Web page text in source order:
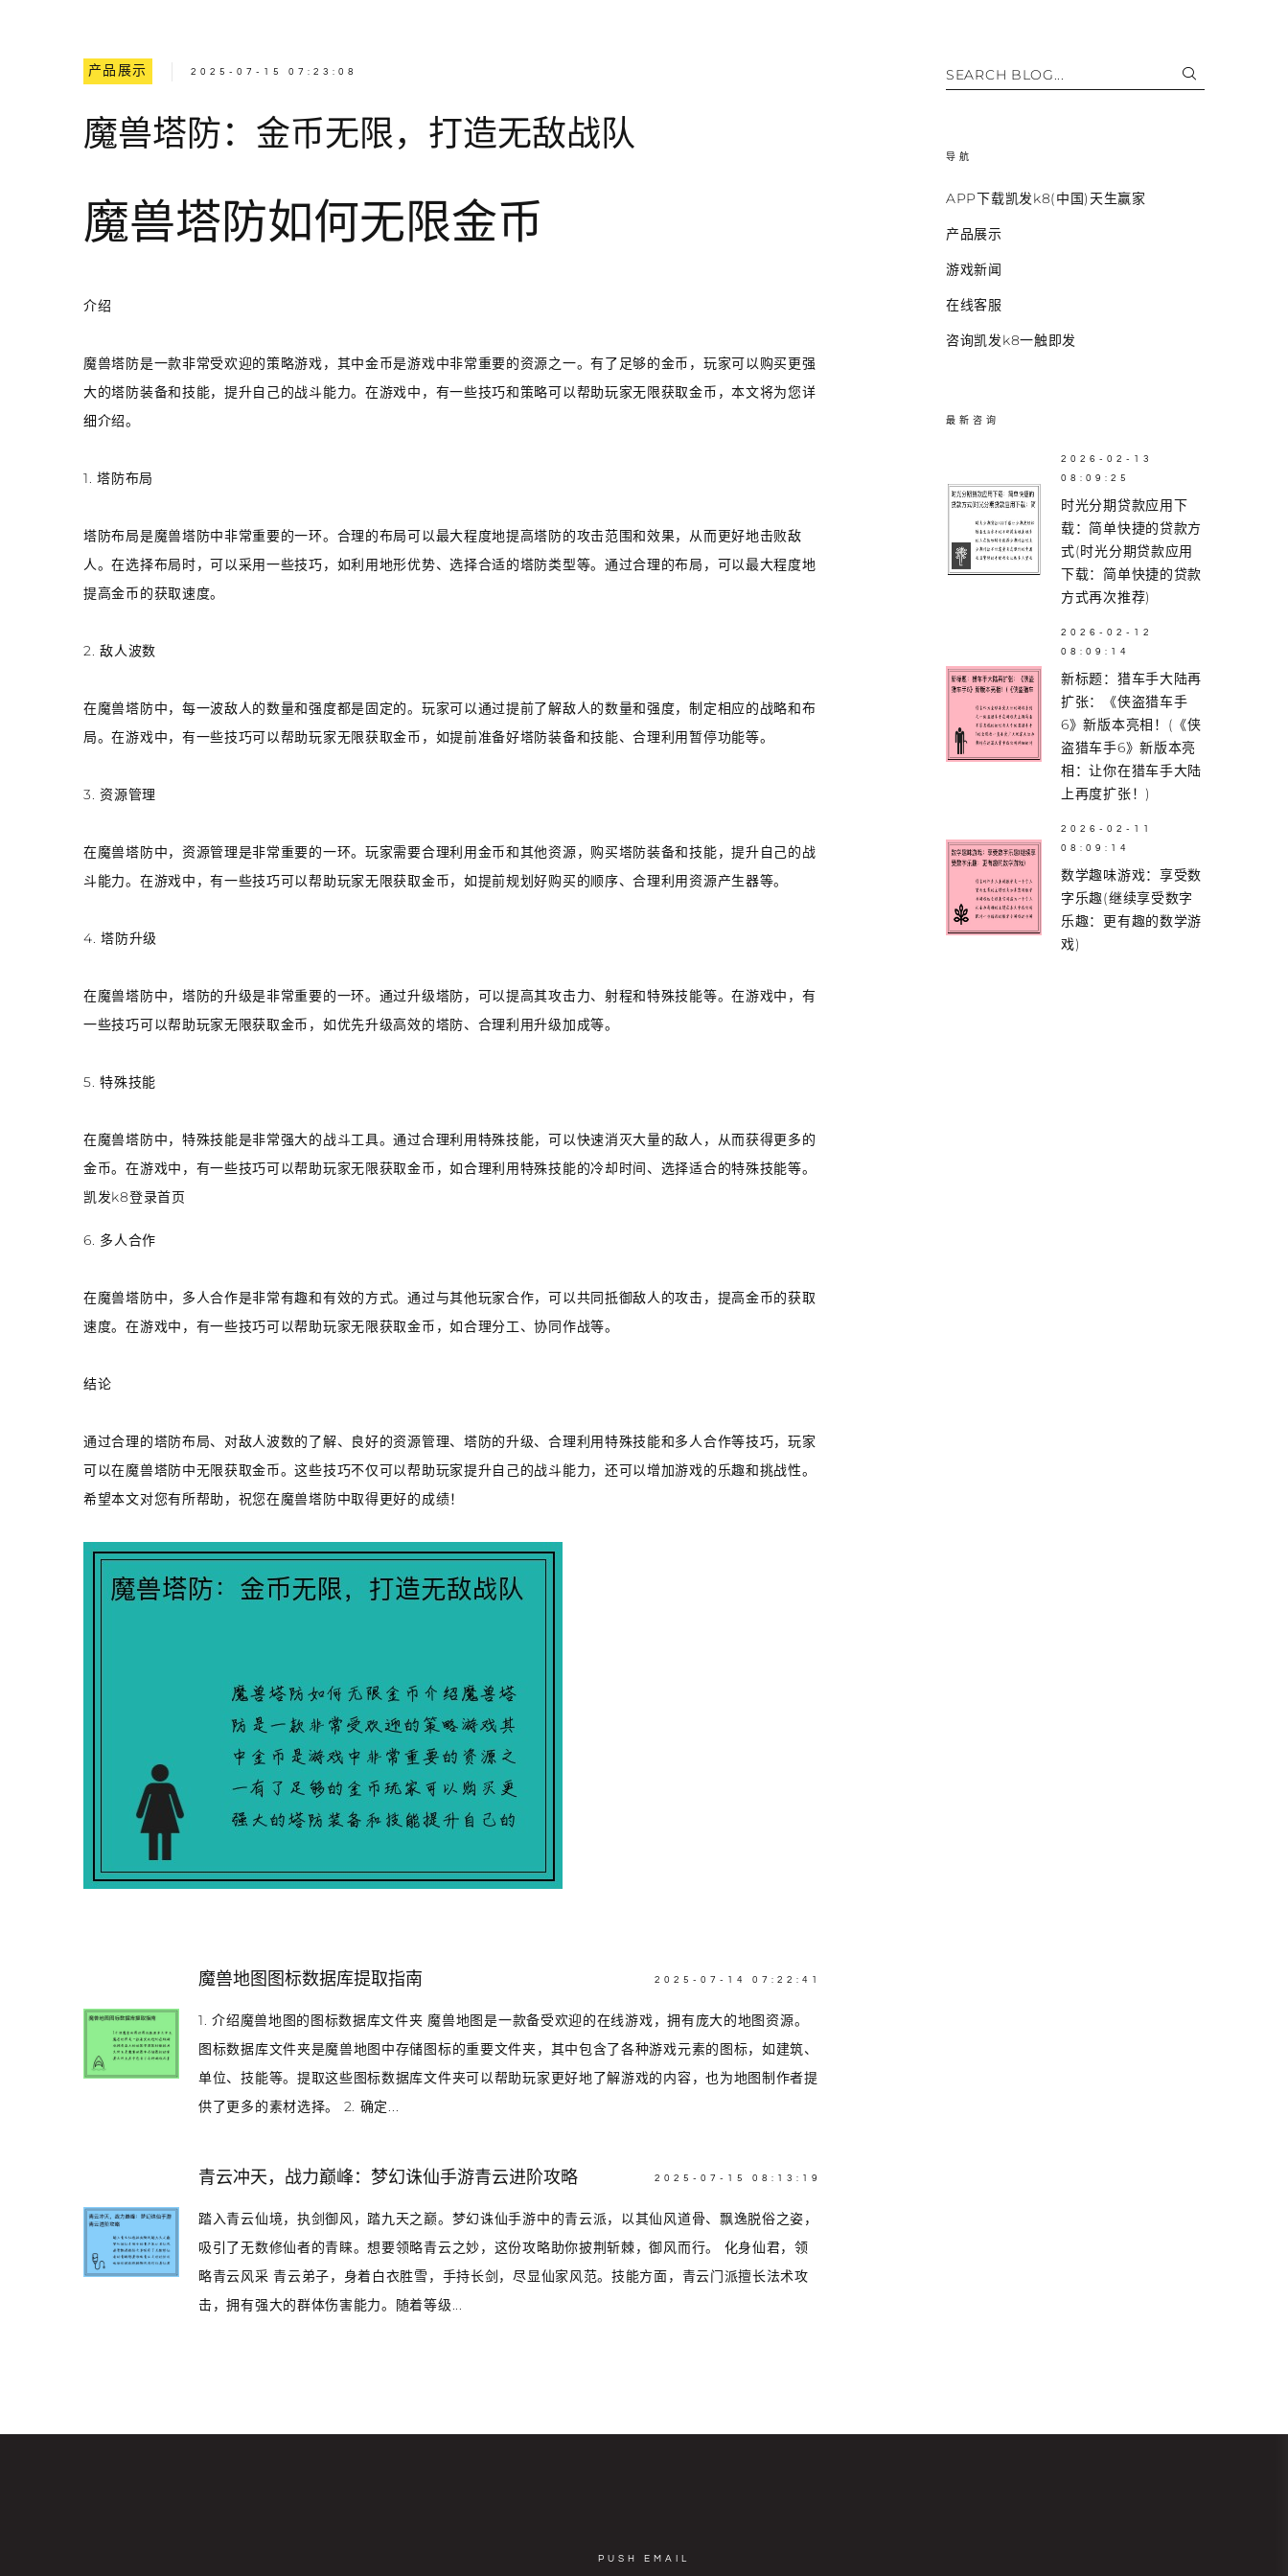
产品展示 2025-07-15 07:23:08
魔兽塔防：金币无限，打造无敌战队
魔兽塔防如何无限金币
介绍
魔兽塔防是一款非常受欢迎的策略游戏，其中金币是游戏中非常重要的资源之一。有了足够的金币，玩家可以购买更强
大的塔防装备和技能，提升自己的战斗能力。在游戏中，有一些技巧和策略可以帮助玩家无限获取金币，本文将为您详
细介绍。
1. 塔防布局
塔防布局是魔兽塔防中非常重要的一环。合理的布局可以最大程度地提高塔防的攻击范围和效果，从而更好地击败敌
人。在选择布局时，可以采用一些技巧，如利用地形优势、选择合适的塔防类型等。通过合理的布局，可以最大程度地
提高金币的获取速度。
2. 敌人波数
在魔兽塔防中，每一波敌人的数量和强度都是固定的。玩家可以通过提前了解敌人的数量和强度，制定相应的战略和布
局。在游戏中，有一些技巧可以帮助玩家无限获取金币，如提前准备好塔防装备和技能、合理利用暂停功能等。
3. 资源管理
在魔兽塔防中，资源管理是非常重要的一环。玩家需要合理利用金币和其他资源，购买塔防装备和技能，提升自己的战
斗能力。在游戏中，有一些技巧可以帮助玩家无限获取金币，如提前规划好购买的顺序、合理利用资源产生器等。
4. 塔防升级
在魔兽塔防中，塔防的升级是非常重要的一环。通过升级塔防，可以提高其攻击力、射程和特殊技能等。在游戏中，有
一些技巧可以帮助玩家无限获取金币，如优先升级高效的塔防、合理利用升级加成等。
5. 特殊技能
在魔兽塔防中，特殊技能是非常强大的战斗工具。通过合理利用特殊技能，可以快速消灭大量的敌人，从而获得更多的
金币。在游戏中，有一些技巧可以帮助玩家无限获取金币，如合理利用特殊技能的冷却时间、选择适合的特殊技能等。
凯发k8登录首页
6. 多人合作
在魔兽塔防中，多人合作是非常有趣和有效的方式。通过与其他玩家合作，可以共同抵御敌人的攻击，提高金币的获取
速度。在游戏中，有一些技巧可以帮助玩家无限获取金币，如合理分工、协同作战等。
结论
通过合理的塔防布局、对敌人波数的了解、良好的资源管理、塔防的升级、合理利用特殊技能和多人合作等技巧，玩家
可以在魔兽塔防中无限获取金币。这些技巧不仅可以帮助玩家提升自己的战斗能力，还可以增加游戏的乐趣和挑战性。
希望本文对您有所帮助，祝您在魔兽塔防中取得更好的成绩！
魔兽地图图标数据库提取指南 2025-07-14 07:22:41
1. 介绍魔兽地图的图标数据库文件夹 魔兽地图是一款备受欢迎的在线游戏，拥有庞大的地图资源。
图标数据库文件夹是魔兽地图中存储图标的重要文件夹，其中包含了各种游戏元素的图标，如建筑、
单位、技能等。提取这些图标数据库文件夹可以帮助玩家更好地了解游戏的内容，也为地图制作者提
供了更多的素材选择。 2. 确定...
青云冲天，战力巅峰：梦幻诛仙手游青云进阶攻略 2025-07-15 08:13:19
踏入青云仙境，执剑御风，踏九天之巅。梦幻诛仙手游中的青云派，以其仙风道骨、飘逸脱俗之姿，
吸引了无数修仙者的青睐。想要领略青云之妙，这份攻略助你披荆斩棘，御风而行。 化身仙君，领
略青云风采 青云弟子，身着白衣胜雪，手持长剑，尽显仙家风范。技能方面，青云门派擅长法术攻
击，拥有强大的群体伤害能力。随着等级...
SEARCH BLOG...
导航
APP下载凯发k8(中国)天生赢家
产品展示
游戏新闻
在线客服
咨询凯发k8一触即发
最新咨询
2026-02-13
08:09:25
时光分期贷款应用下
载：简单快捷的贷款方
式(时光分期贷款应用
下载：简单快捷的贷款
方式再次推荐)
2026-02-12
08:09:14
新标题：猎车手大陆再
扩张：《侠盗猎车手
6》新版本亮相！(《侠
盗猎车手6》新版本亮
相：让你在猎车手大陆
上再度扩张！)
2026-02-11
08:09:14
数学趣味游戏：享受数
字乐趣(继续享受数字
乐趣：更有趣的数学游
戏)
PUSH EMAIL